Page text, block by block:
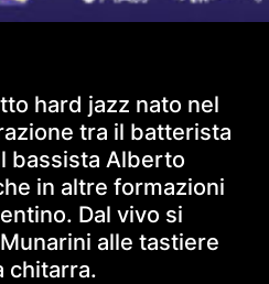
hard jazz nato nel
tra il batterista
bassista Alberto
in altre formazioni
Dal vivo si
alle tastiere
chitarra.